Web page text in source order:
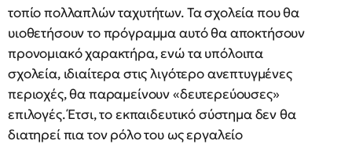
τοπίο πολλαπλών ταχυτήτων. Τα σχολεία που θα
υιοθετήσουν το πρόγραμμα αυτό θα αποκτήσουν
προνομιακό χαρακτήρα, ενώ τα υπόλοιπα
σχολεία, ιδιαίτερα στις λιγότερο ανεπτυγμένες
περιοχές, θα παραμείνουν «δευτερεύουσες»
επιλογές. Έτσι, το εκπαιδευτικό σύστημα δεν θα
διατηρεί πια τον ρόλο του ως εργαλείο